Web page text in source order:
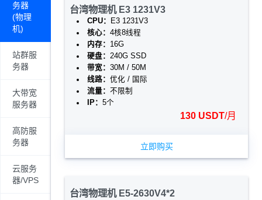
务器
(物理
机)
站群服
务器
大带宽
服务器
高防服
务器
云服务
器/VPS
台湾物理机 E3 1231V3
CPU：
E3 1231V3
核心： 4核8线程
内存：
16G
硬盘： 240G SSD
带宽： 30M / 50M
线路： 优化 / 国际
流量： 不限制
IP： 5个
130 USDT/月
立即购买
台湾物理机 E5-2630V4*2